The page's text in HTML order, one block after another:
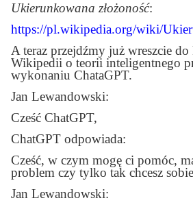
Ukierunkowana złożoność:
https://pl.wikipedia.org/wiki/
A teraz przejdźmy już wreszcie
Wikipedii o teorii inteligentnego
wykonaniu ChataGPT.
Jan Lewandowski:
Cześć ChatGPT,
ChatGPT odpowiada:
Cześć, w czym mogę ci pomóc,
problem czy tylko tak chcesz
Jan Lewandowski: